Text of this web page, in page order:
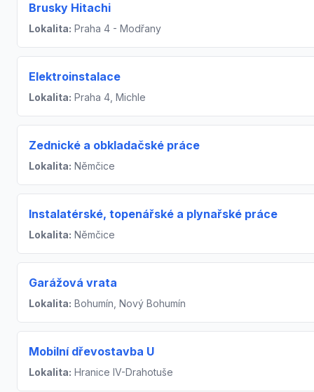
Brusky Hitachi
Lokalita: Praha 4 - Modřany
Elektroinstalace
Lokalita: Praha 4, Michle
Zednické a obkladačské práce
Lokalita: Němčice
Instalatérské, topenářské a plynařské práce
Lokalita: Němčice
Garážová vrata
Lokalita: Bohumín, Nový Bohumín
Mobilní dřevostavba U
Lokalita: Hranice IV-Drahotuše